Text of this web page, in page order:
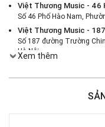
Việt Thương Music - 46
Số 46 Phố Hào Nam,
Việt Thương Music -
Số 187 đường Trường
Hà Nội
386 Cách Mạng Tháng
Việt Thương Music -
Xem thêm